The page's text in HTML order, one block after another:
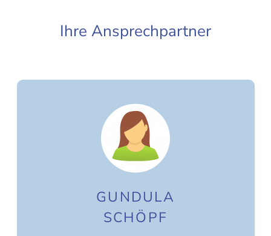
Ihre Ansprechpartner
GUNDULA
SCHÖPF